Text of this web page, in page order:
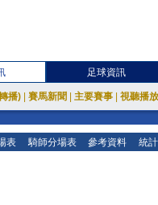
足球資訊
播) 賽馬新聞 主要賽事 視聽播
表 騎師分場表 參考資料 統